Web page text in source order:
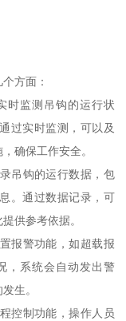
方面：
时监测吊钩的运行状
过实时监测，可以及
确保工作安全。
吊钩的运行数据，包
。通过数据记录，可
供参考依据。
报警功能，如超载报
，系统会自动发出警
生。
控制功能，操作人员